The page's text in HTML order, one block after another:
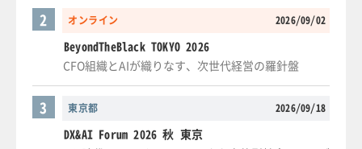
オンライン 2026/09/02
2
BeyondTheBlack TOKYO 2026
CFO組織とAIが織りなす、次世代経営の羅針盤
東京都 2026/09/18
3
DX&AI Forum 2026 秋 東京